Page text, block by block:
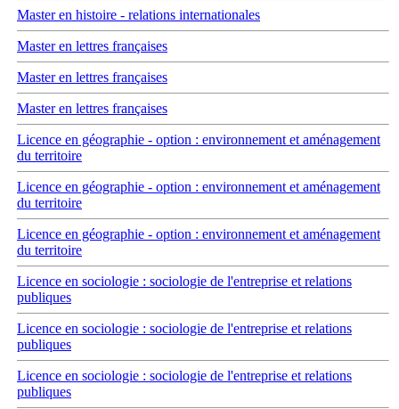
Master en histoire - relations internationales
Master en lettres françaises
Master en lettres françaises
Master en lettres françaises
Licence en géographie - option : environnement et aménagement
du territoire
Licence en géographie - option : environnement et aménagement
du territoire
Licence en géographie - option : environnement et aménagement
du territoire
Licence en sociologie : sociologie de l'entreprise et relations
publiques
Licence en sociologie : sociologie de l'entreprise et relations
publiques
Licence en sociologie : sociologie de l'entreprise et relations
publiques